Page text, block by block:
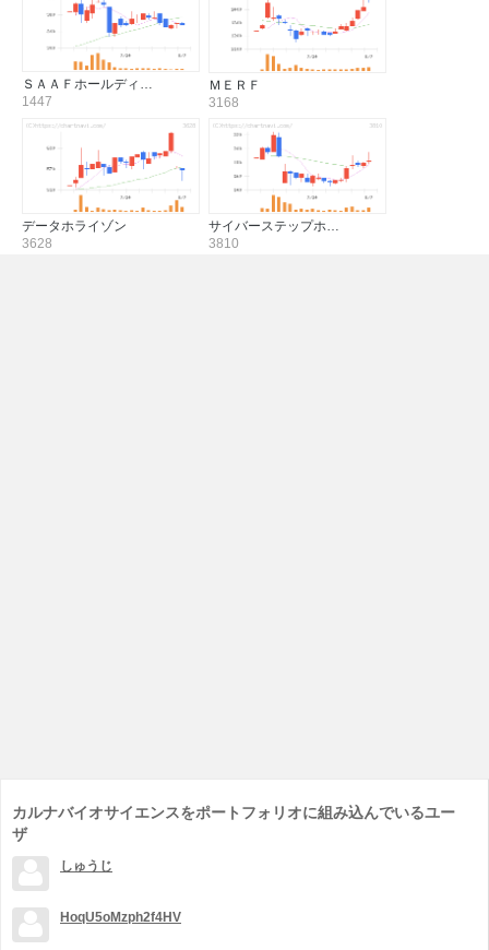
ＳＡＡＦホールディ…
1447
ＭＥＲＦ
3168
データホライゾン
3628
サイバーステップホ…
3810
カルナバイオサイエンスをポートフォリオに組み込んでいるユー
ザ
しゅうじ
HoqU5oMzph2f4HV